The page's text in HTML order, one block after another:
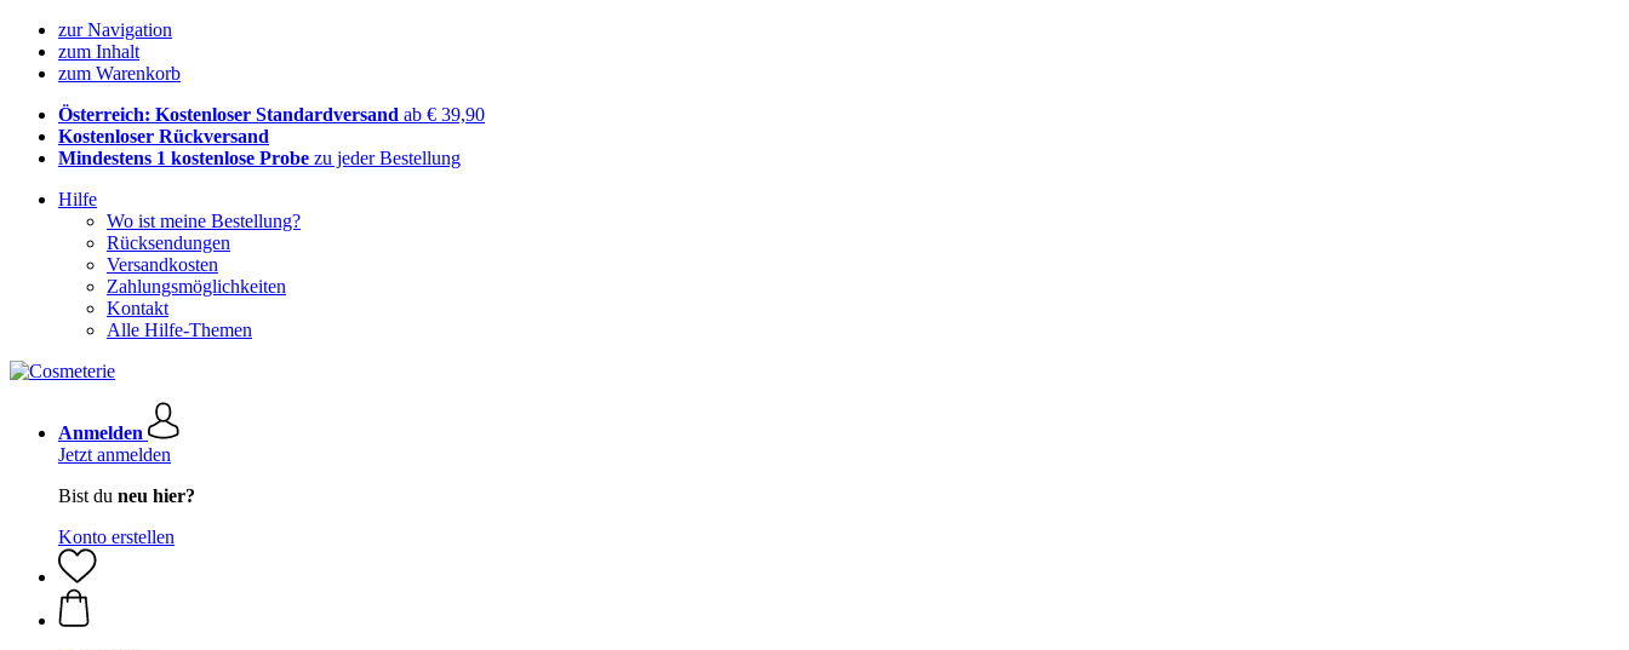
zur Navigation
zum Inhalt
zum Warenkorb
Österreich: Kostenloser Standardversand ab € 39,90
Kostenloser Rückversand
Mindestens 1 kostenlose Probe zu jeder Bestellung
Hilfe
Wo ist meine Bestellung?
Rücksendungen
Versandkosten
Zahlungsmöglichkeiten
Kontakt
Alle Hilfe-Themen
Anmelden
Jetzt anmelden
Bist du neu hier?
Konto erstellen